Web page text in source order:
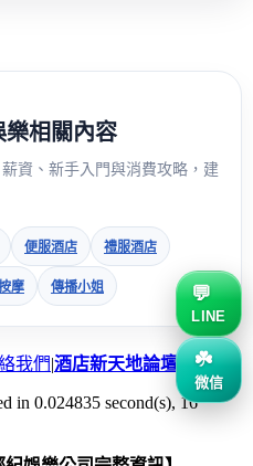
樂相關內容
資、新手入門與消費攻略，建
便服酒店 禮服酒店
摩 傳播小姐
我們|酒店新天地論壇
in 0.024835 second(s), 16
LINE
微信